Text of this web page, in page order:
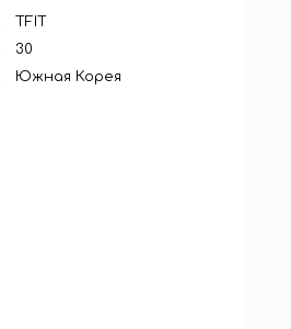
TFIT
30
Южная Корея